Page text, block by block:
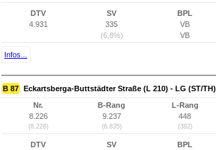
DTV
4.931
SV
335
(6,8%)
BPL
VB
VB
Infos...
B 87 Eckartsberga-Buttstädter Straße (L 210) - LG (ST/TH)
Nr.
8.226
(8.228)
B-Rang
9.237
(6.835)
L-Rang
448
(382)
DTV
SV
BPL